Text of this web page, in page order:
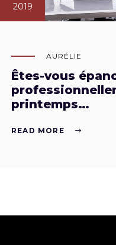
2019
AURÉLIE
Êtes-vous
printemps…
READ MORE